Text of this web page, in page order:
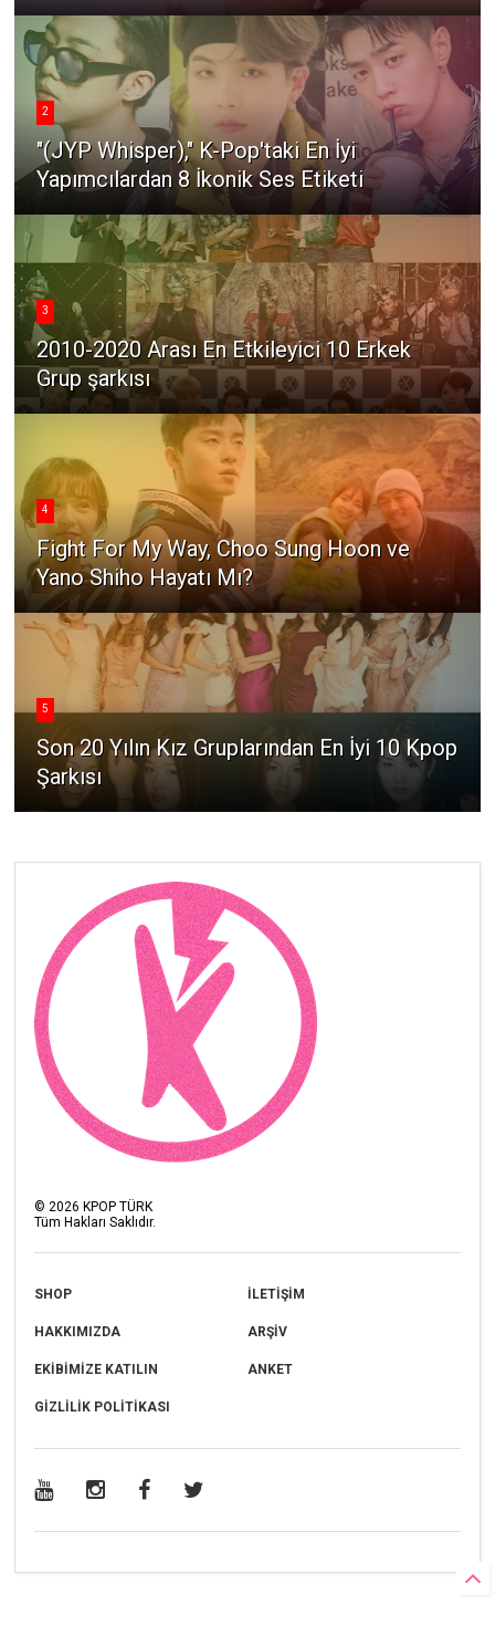
2
"(JYP Whisper)," K-Pop'taki En İyi
Yapımcılardan 8 İkonik Ses Etiketi
3
2010-2020 Arası En Etkileyici 10 Erkek
Grup şarkısı
4
Fight For My Way, Choo Sung Hoon ve
Yano Shiho Hayatı Mı?
5
Son 20 Yılın Kız Gruplarından En İyi 10 Kpop
Şarkısı
© 2026 KPOP TÜRK
Tüm Hakları Saklıdır.
SHOP İLETİŞİM
HAKKIMIZDA ARŞİV
EKİBİMİZE KATILIN ANKET
GİZLİLİK POLİTİKASI